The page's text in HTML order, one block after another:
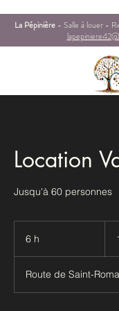
La Pépinière- Salle à louer -
Location
Jusqu'à 60 personnes
6 h
Route de Saint-